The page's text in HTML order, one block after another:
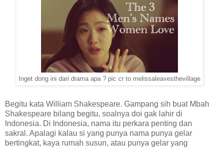
Inget dong ini dari drama apa ? pic cr to melissaleavesthevillage
Begitu kata William Shakespeare. Gampang sih buat Mbah
Shakespeare bilang begitu, soalnya doi gak lahir di
Indonesia. Di Indonesia, nama itu perkara penting dan
sakral. Apalagi kalau si yang punya nama punya gelar
bertingkat, kaya rumah susun, atau punya gelar yang